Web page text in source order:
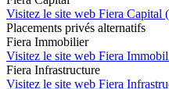
Visitez le site web Fiera Capital
Placements privés alternatifs
Fiera Immobilier
Visitez le site web Fiera
Fiera Infrastructure
Visitez le site web Fiera